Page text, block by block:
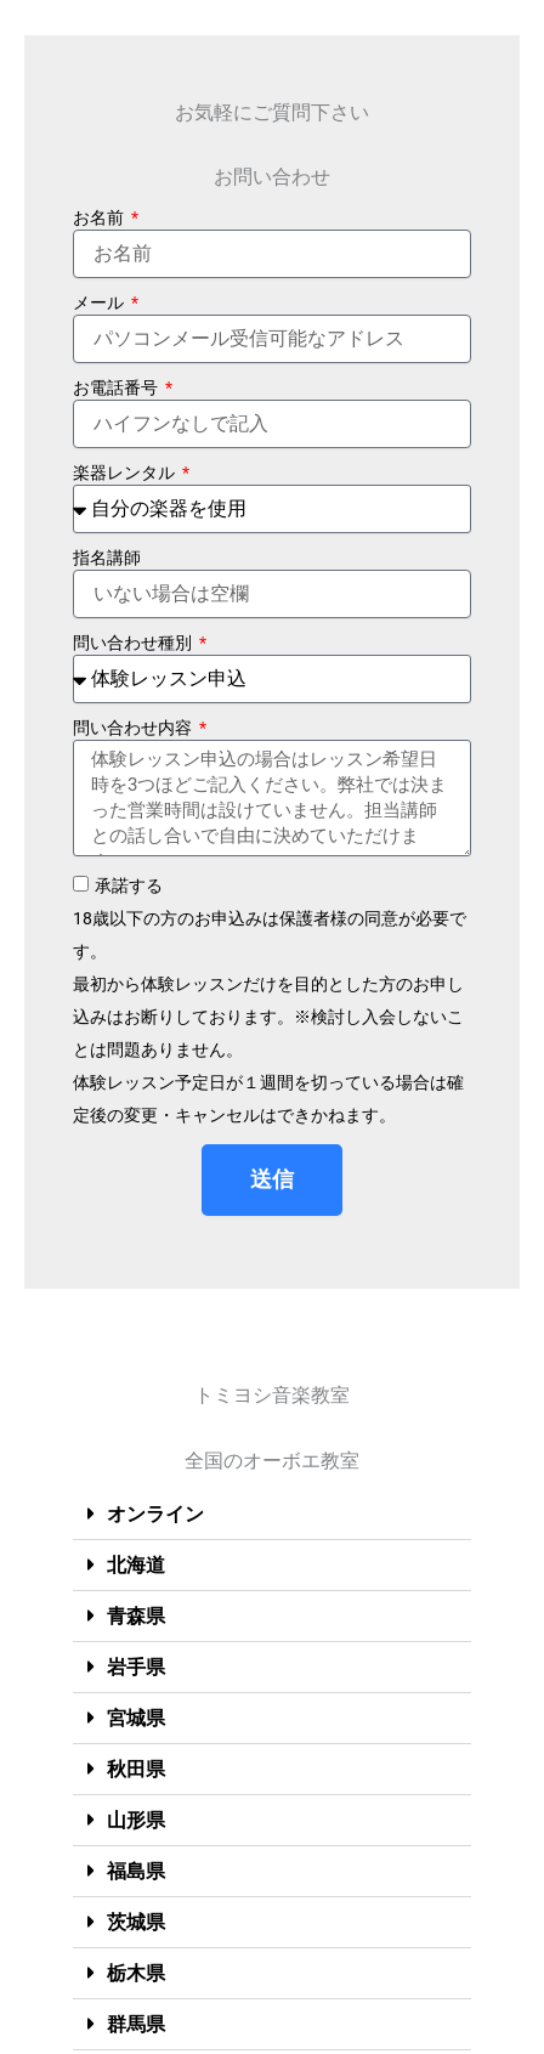
お気軽にご質問下さい
お問い合わせ
お名前
メール
お電話番号
楽器レンタル
指名講師
問い合わせ種別
問い合わせ内容
承諾する
18歳以下の方のお申込みは保護者様の同意が必要で
す。
最初から体験レッスンだけを目的とした方のお申し
込みはお断りしております。※検討し入会しないこ
とは問題ありません。
体験レッスン予定日が１週間を切っている場合は確
定後の変更・キャンセルはできかねます。
送信
トミヨシ音楽教室
全国のオーボエ教室
オンライン
北海道
青森県
岩手県
宮城県
秋田県
山形県
福島県
茨城県
栃木県
群馬県